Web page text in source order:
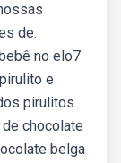
de.
no elo7
e
pirulitos
chocolate
belga